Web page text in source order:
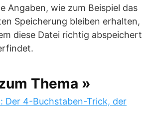
Angaben, wie zum Beispiel das
Speicherung bleiben erhalten,
diese Datei richtig abspeichert
Thema »
Der 4-Buchstaben-Trick, der